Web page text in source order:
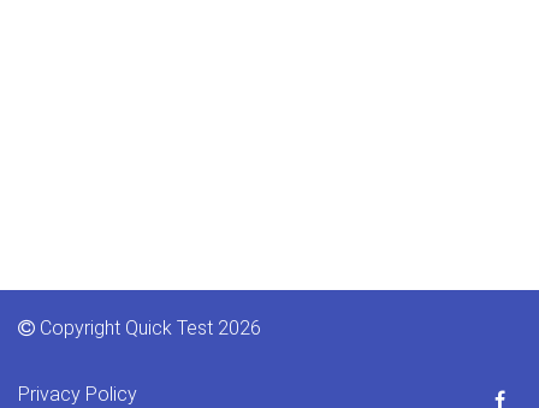
Copyright Quick Test 2026
Privacy Policy